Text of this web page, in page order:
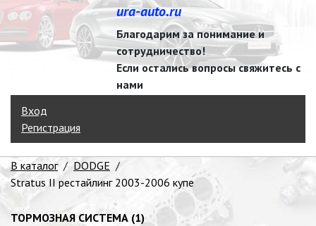
ura-auto.ru
Благодарим за понимание и
сотрудничество!
Если остались вопросы свяжитесь с
нами
Вход
Регистрация
В каталог / DODGE /
Stratus II рестайлинг 2003-2006 купе
ТОРМОЗНАЯ СИСТЕМА (1)